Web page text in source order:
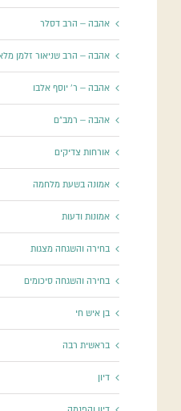
אהבה – הרב דסלר
אהבה – הרב שניאור זלמן
אהבה – ר' יוסף אלבו
אהבה – רמב"ם
אורחות צדיקים
אמונה בשעת מלחמה
אמונות ודעות
בחירה והשגחה מצגות
בחירה והשגחה סיכומים
בן איש חי
בראשית רבה
דיון